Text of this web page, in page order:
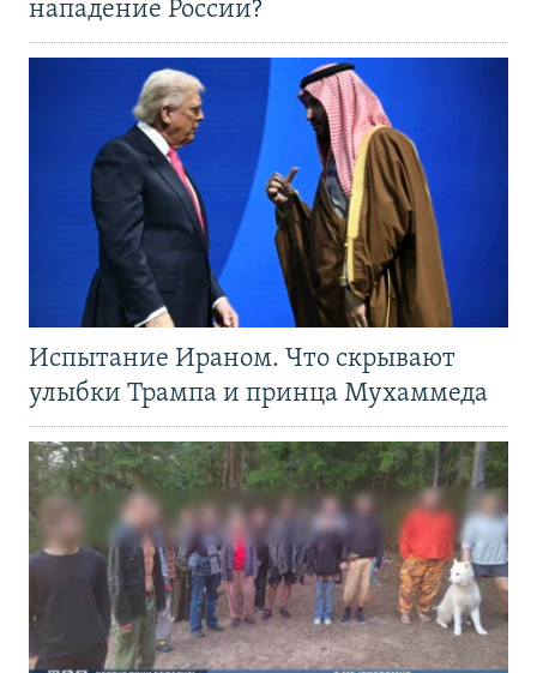
нападение России?
Испытание Ираном. Что скрывают
улыбки Трампа и принца Мухаммеда